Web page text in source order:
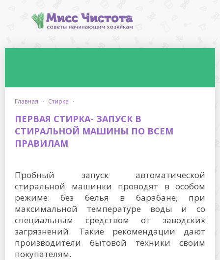
главная · стирка ·
ПЕРВАЯ СТИРКА- ЗАПУСК В
СТИРАЛЬНОЙ МАШИНЫ ПО ВСЕМ
ПРАВИЛАМ
Пробный запуск автоматической
стиральной машинки проводят в особом
режиме: без белья в барабане, при
максимальной температуре воды и со
специальным средством от заводских
загрязнений. Такие рекомендации дают
производители бытовой техники своим
покупателям.